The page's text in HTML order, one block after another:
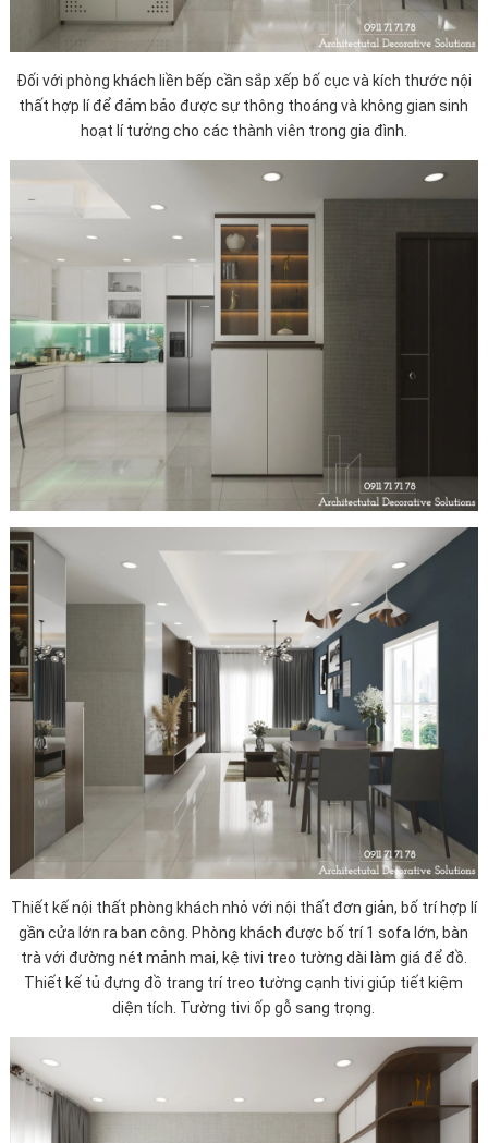
Đối với phòng khách liền bếp cần sắp xếp bố cục và kích thước nội
thất hợp lí để đảm bảo được sự thông thoáng và không gian sinh
hoạt lí tưởng cho các thành viên trong gia đình.
Thiết kế nội thất phòng khách nhỏ với nội thất đơn giản, bố trí hợp lí
gần cửa lớn ra ban công. Phòng khách được bố trí 1 sofa lớn, bàn
trà với đường nét mảnh mai, kệ tivi treo tường dài làm giá để đồ.
Thiết kế tủ đựng đồ trang trí treo tường cạnh tivi giúp tiết kiệm
diện tích. Tường tivi ốp gỗ sang trọng.